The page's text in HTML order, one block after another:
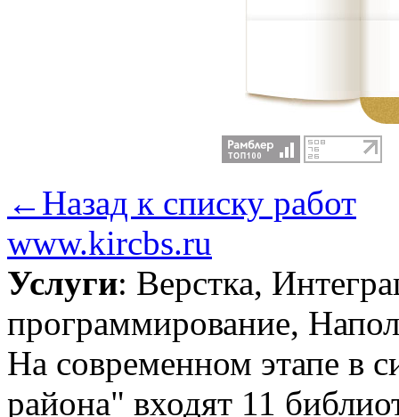
←Назад к списку работ
www.kircbs.ru
Услуги: Верстка,
программирование,
На современном этапе в
района" входят 11